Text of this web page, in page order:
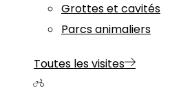
Grottes et cavités
Parcs animaliers
Toutes les visites